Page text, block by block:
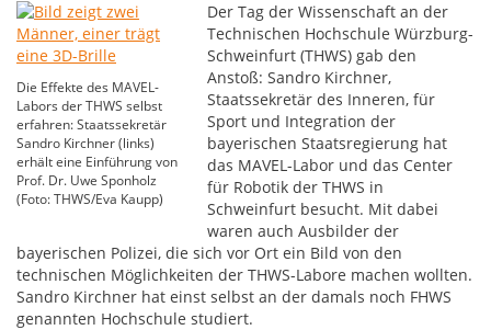
Die Effekte des MAVEL-
Labors der THWS selbst
erfahren: Staatssekretär
Sandro Kirchner (links)
erhält eine Einführung von
Prof. Dr. Uwe Sponholz
(Foto: THWS/Eva Kaupp)
Der Tag der Wissenschaft an der
Technischen Hochschule Würzburg-
Schweinfurt (THWS) gab den
Anstoß: Sandro Kirchner,
Staatssekretär des Inneren, für
Sport und Integration der
bayerischen Staatsregierung hat
das MAVEL-Labor und das Center
für Robotik der THWS in
Schweinfurt besucht. Mit dabei
waren auch Ausbilder der
bayerischen Polizei, die sich vor Ort ein Bild von den
technischen Möglichkeiten der THWS-Labore machen wollten.
Sandro Kirchner hat einst selbst an der damals noch FHWS
genannten Hochschule studiert.